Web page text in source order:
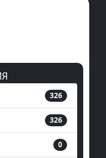
326
326
0